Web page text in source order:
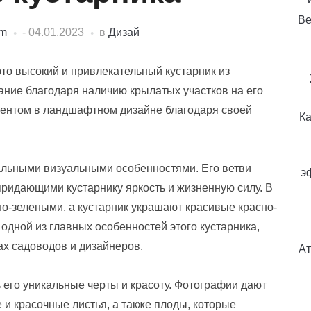
- 04.01.2023 в Дизай
высокий и привлекательный кустарник из
благодаря наличию крылатых участков на его
в ландшафтном дизайне благодаря своей
визуальными особенностями. Его ветви
кустарнику яркость и жизненную силу. В
зелеными, а кустарник украшают красивые красно-
из главных особенностей этого кустарника,
садоводов и дизайнеров.
уникальные черты и красоту. Фотографии дают
красочные листья, а также плоды, которые